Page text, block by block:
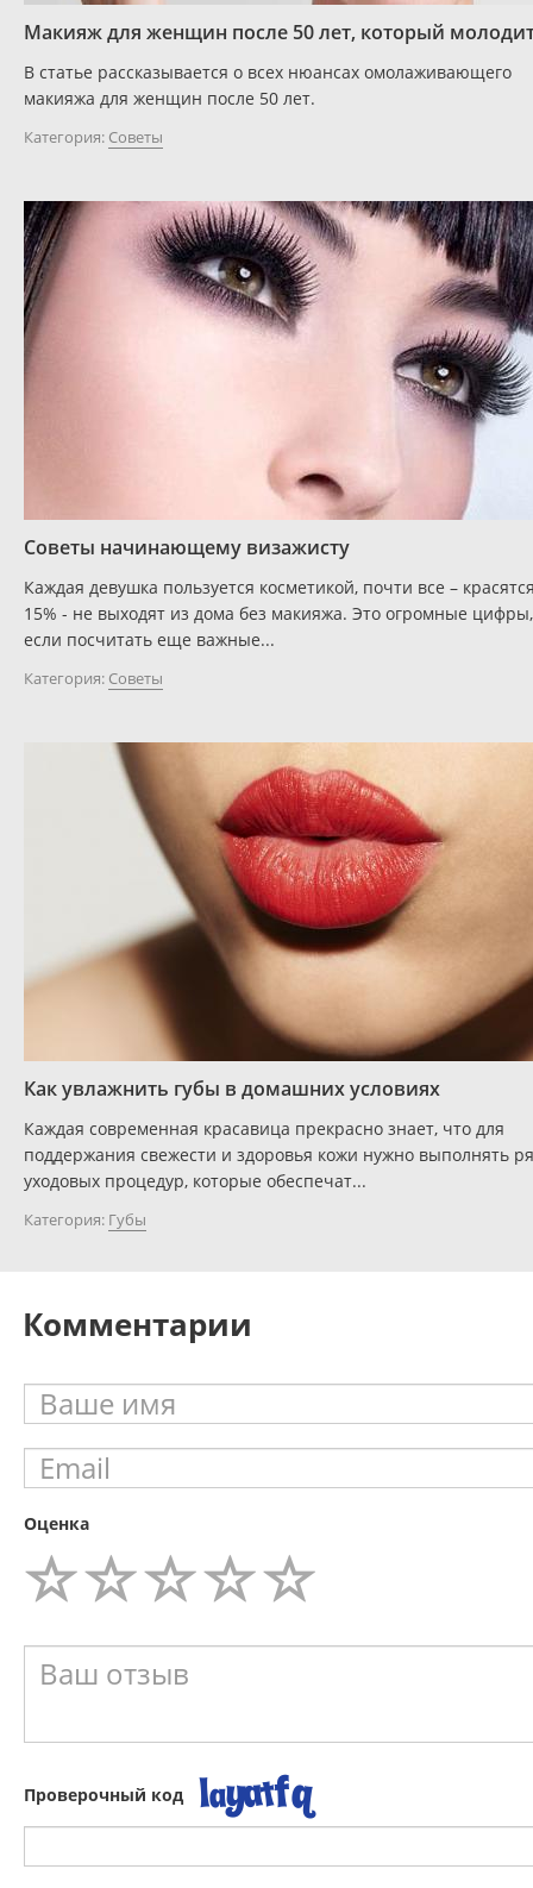
Макияж для женщин после 50 лет, который
В статье рассказывается о всех нюансах омолаживающего
макияжа для женщин после 50 лет.
Категория: Советы
Советы начинающему визажисту
Каждая девушка пользуется косметикой, почти все –
15% - не выходят из дома без макияжа. Это огромные
если посчитать еще важные...
Категория: Советы
Как увлажнить губы в домашних условиях
Каждая современная красавица прекрасно знает, что для
поддержания свежести и здоровья кожи нужно выполнять
уходовых процедур, которые обеспечат...
Категория: Губы
Комментарии
Оценка
Проверочный код